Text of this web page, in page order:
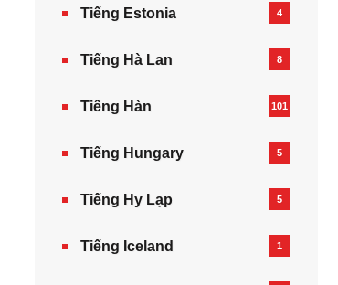
Tiếng Estonia 4
Tiếng Hà Lan 8
Tiếng Hàn 101
Tiếng Hungary 5
Tiếng Hy Lạp 5
Tiếng Iceland 1